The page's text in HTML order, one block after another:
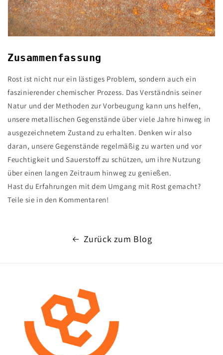
Zusammenfassung
Rost ist nicht nur ein lästiges Problem, sondern auch ein
faszinierender chemischer Prozess. Das Verständnis seiner
Natur und der Methoden zur Vorbeugung kann uns helfen,
unsere metallischen Gegenstände über viele Jahre hinweg in
ausgezeichnetem Zustand zu erhalten. Denken wir also
daran, unsere Gegenstände regelmäßig zu warten und vor
Feuchtigkeit und Sauerstoff zu schützen, um ihre Nutzung
über einen langen Zeitraum hinweg zu genießen.
Hast du Erfahrungen mit dem Umgang mit Rost gemacht?
Teile sie in den Kommentaren!
Zurück zum Blog